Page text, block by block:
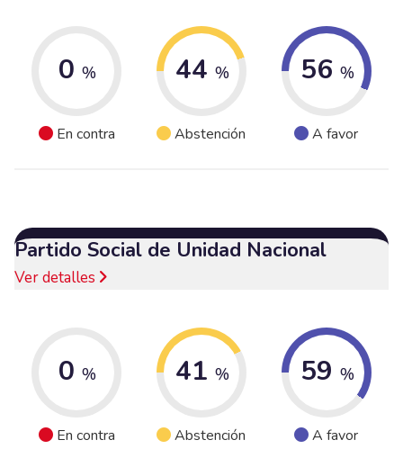
0 %
En contra
44 %
Abstención
56 %
A favor
Partido Social de Unidad Nacional
Ver detalles
0 %
En contra
41 %
Abstención
59 %
A favor